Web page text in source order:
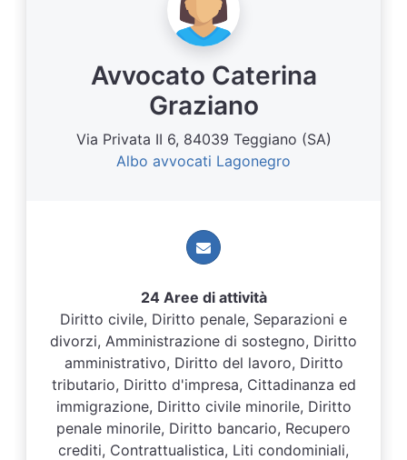
Avvocato Caterina
Graziano
Via Privata II 6, 84039 Teggiano (SA)
Albo avvocati Lagonegro
24 Aree di attività
Diritto civile, Diritto penale, Separazioni e
divorzi, Amministrazione di sostegno, Diritto
amministrativo, Diritto del lavoro, Diritto
tributario, Diritto d'impresa, Cittadinanza ed
immigrazione, Diritto civile minorile, Diritto
penale minorile, Diritto bancario, Recupero
crediti, Contrattualistica, Liti condominiali,